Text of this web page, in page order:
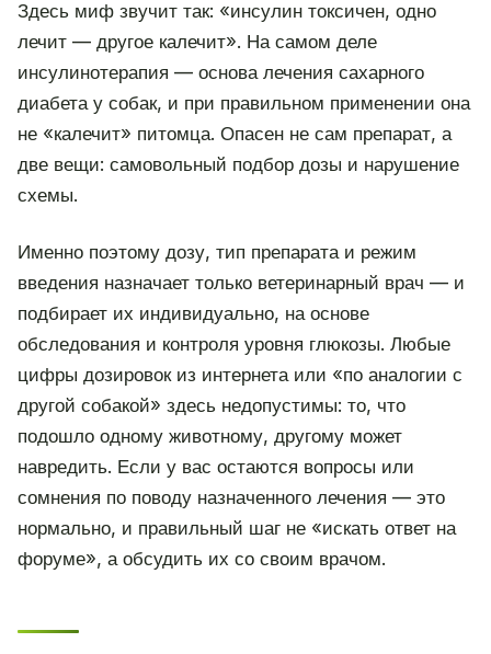
Здесь миф звучит так: «инсулин токсичен, одно
лечит — другое калечит». На самом деле
инсулинотерапия — основа лечения сахарного
диабета у собак, и при правильном применении она
не «калечит» питомца. Опасен не сам препарат, а
две вещи: самовольный подбор дозы и нарушение
схемы.
Именно поэтому дозу, тип препарата и режим
введения назначает только ветеринарный врач — и
подбирает их индивидуально, на основе
обследования и контроля уровня глюкозы. Любые
цифры дозировок из интернета или «по аналогии с
другой собакой» здесь недопустимы: то, что
подошло одному животному, другому может
навредить. Если у вас остаются вопросы или
сомнения по поводу назначенного лечения — это
нормально, и правильный шаг не «искать ответ на
форуме», а обсудить их со своим врачом.